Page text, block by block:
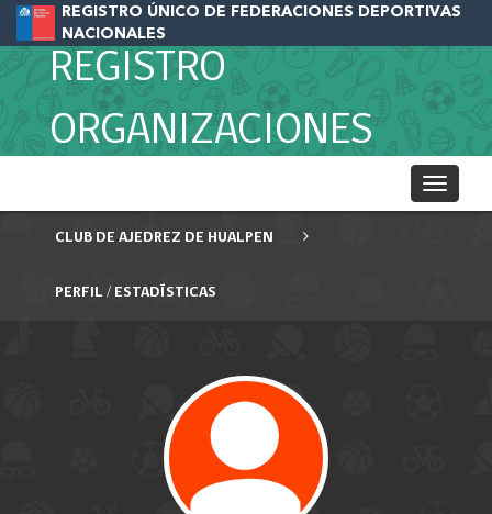
REGISTRO ÚNICO DE FEDERACIONES DEPORTIVAS
NACIONALES
REGISTRO
ORGANIZACIONES
Toggle
CLUB DE AJEDREZ DE HUALPEN
PERFIL / ESTADÍSTICAS